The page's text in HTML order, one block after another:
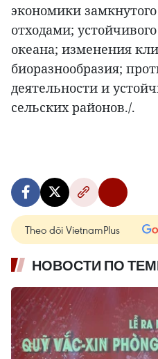
экономики
отходами;
океана; изменения
биоразнообразия;
деятельности и
сельских районов./.
Theo dõi VietnamPlus
НОВОСТИ ПО